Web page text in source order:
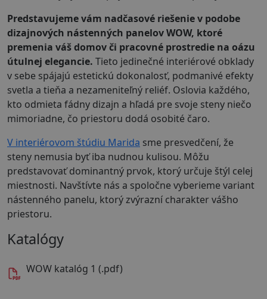
Predstavujeme vám nadčasové riešenie v podobe
dizajnových nástenných panelov WOW, ktoré
premenia váš domov či pracovné prostredie na oázu
útulnej elegancie. Tieto jedinečné interiérové obklady
v sebe spájajú estetickú dokonalosť, podmanivé efekty
svetla a tieňa a nezameniteľný reliéf. Oslovia každého,
kto odmieta fádny dizajn a hľadá pre svoje steny niečo
mimoriadne, čo priestoru dodá osobité čaro.
V interiérovom štúdiu Marida sme presvedčení, že
steny nemusia byť iba nudnou kulisou. Môžu
predstavovať dominantný prvok, ktorý určuje štýl celej
miestnosti. Navštívte nás a spoločne vyberieme variant
nástenného panelu, ktorý zvýrazní charakter vášho
priestoru.
Katalógy
WOW katalóg 1 (.pdf)